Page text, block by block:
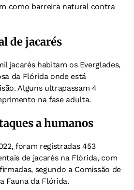
como barreira natural contra
de jacarés
jacarés habitam os Everglades,
da Flórida onde está
Alguns ultrapassam 4
na fase adulta.
a humanos
foram registradas 453
de jacarés na Flórida, com
segundo a Comissão de
Fauna da Flórida.